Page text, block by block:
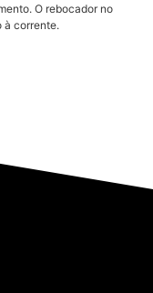
O rebocador no
à corrente.